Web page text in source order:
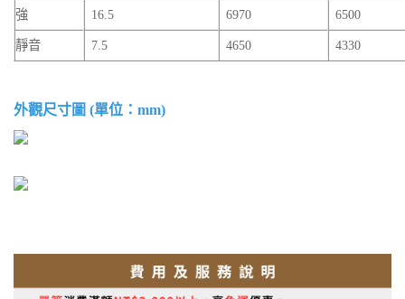
強 16.5 6970 6500
靜音 7.5 4650 4330
外觀尺寸圖 (單位：mm)